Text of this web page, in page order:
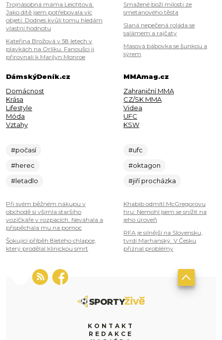
Trojnásobná máma Leichtová:
Jako dítě jsem potřebovala víc
objetí. Dodnes kvůli tomu hledám
vlastní hodnotu
Kateřina Brožová v 58 letech v
plavkách na Orlíku. Fanoušci ji
přirovnali k Marilyn Monroe
Smažené boží milosti ze
smetanového těsta
Slaná nepečená roláda se
salámem a rajčaty
Masová bábovka se šunkou a
sýrem
DámskýDeník.cz
Domácnost
Krása
Lifestyle
Móda
Vztahy
#počasí
#herec
#letadlo
Při svém běžném nákupu v
obchodě si všimla staršího
vozíčkáře v rozpacích. Neváhala a
přispěchala mu na pomoc
Šokující příběh 8letého chlapce,
který prodělal klinickou smrt
MMAmag.cz
Zahraniční MMA
CZ/SK MMA
Videa
UFC
KSW
#ufc
#oktagon
#jiří procházka
Khabib odmítl McGregorovu
hru: Nemohl jsem se snížit na
jeho úroveň
RFA je silnější na Slovensku,
tvrdí Marhanský. V Česku
přiznal problémy
KONTAKT
REDAKCE